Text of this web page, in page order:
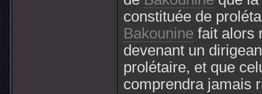
constituée de
Bakounine fait alors
devenant un
prolétaire, et que
comprendra jamais